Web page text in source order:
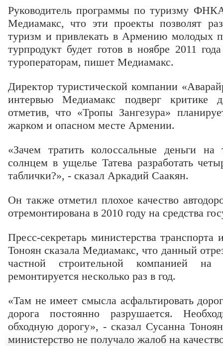
Руководитель программы по туризму
Медиамакс, что эти проекты позволят
туризм и привлекать в Армению молодых
турпродукт будет готов в ноябре 2011
туроператорам, пишет Медиамакс.
Директор туристической компании
интервью Медиамакс подверг
отметив, что «Тропы Зангезура»
жарком и опасном месте Армении.
«Зачем тратить колоссальные деньги
солнцем в ущелье Татева разработать
таблички?», - сказал Аркадий Саакян.
Он также отметил плохое качество
отремонтирована в 2010 году на средства
Пресс-секретарь министерства
Тоноян сказала Медиамакс, что данный
частной строительной компанией
ремонтируется несколько раз в год.
«Там не имеет смысла асфальтировать
дорога постоянно разрушается.
обходную дорогу», - сказал Сусанна
министерство не получало жалоб на